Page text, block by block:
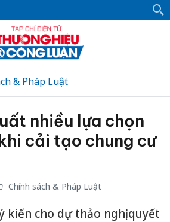
& Pháp Luật
nhiều lựa chọn
cải tạo chung cư
Chính sách & Pháp Luật
kiến cho dự thảo nghị quyết